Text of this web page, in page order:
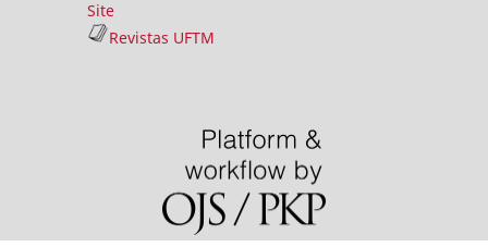
Site
Revistas UFTM